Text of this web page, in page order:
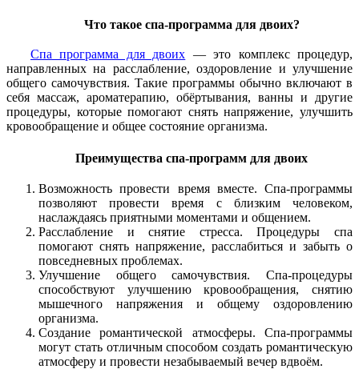
Что такое спа-программа для двоих?
Спа программа для двоих — это комплекс процедур,
направленных на расслабление, оздоровление и улучшение
общего самочувствия. Такие программы обычно включают в
себя массаж, ароматерапию, обёртывания, ванны и другие
процедуры, которые помогают снять напряжение, улучшить
кровообращение и общее состояние организма.
Преимущества спа-программ для двоих
Возможность провести время вместе. Спа-программы
позволяют провести время с близким человеком,
наслаждаясь приятными моментами и общением.
Расслабление и снятие стресса. Процедуры спа
помогают снять напряжение, расслабиться и забыть о
повседневных проблемах.
Улучшение общего самочувствия. Спа-процедуры
способствуют улучшению кровообращения, снятию
мышечного напряжения и общему оздоровлению
организма.
Создание романтической атмосферы. Спа-программы
могут стать отличным способом создать романтическую
атмосферу и провести незабываемый вечер вдвоём.